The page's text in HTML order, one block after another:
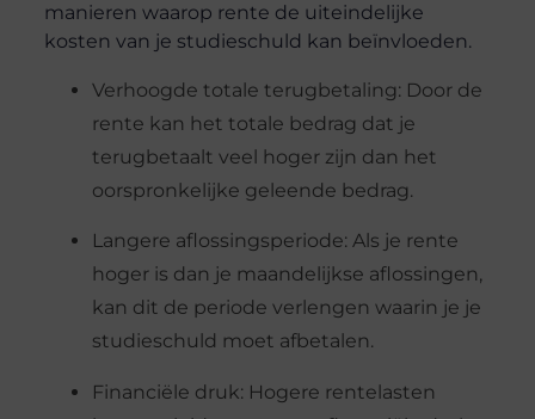
manieren waarop rente de uiteindelijke
kosten van je studieschuld kan beïnvloeden.
Verhoogde totale terugbetaling: Door de
rente kan het totale bedrag dat je
terugbetaalt veel hoger zijn dan het
oorspronkelijke geleende bedrag.
Langere aflossingsperiode: Als je rente
hoger is dan je maandelijkse aflossingen,
kan dit de periode verlengen waarin je je
studieschuld moet afbetalen.
Financiële druk: Hogere rentelasten